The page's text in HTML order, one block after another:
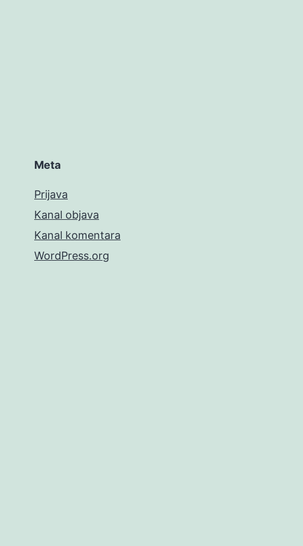
Meta
Prijava
Kanal objava
Kanal komentara
WordPress.org